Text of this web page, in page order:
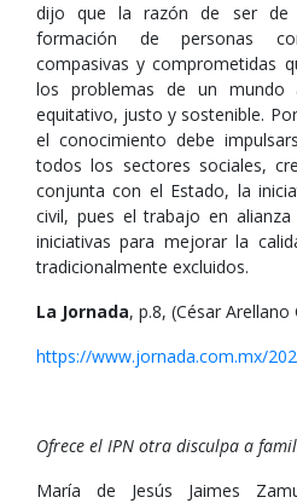
dijo que la razón de ser de
formación de personas
compasivas y comprometidas
los problemas de un
equitativo, justo y sostenible.
el conocimiento debe
todos los sectores sociales,
conjunta con el Estado, la
civil, pues el trabajo en
iniciativas para mejorar la
tradicionalmente excluidos.
La Jornada, p.8, (César Arellano
https://www.jornada.com.mx/
Ofrece el IPN otra disculpa a
María de Jesús Jaimes